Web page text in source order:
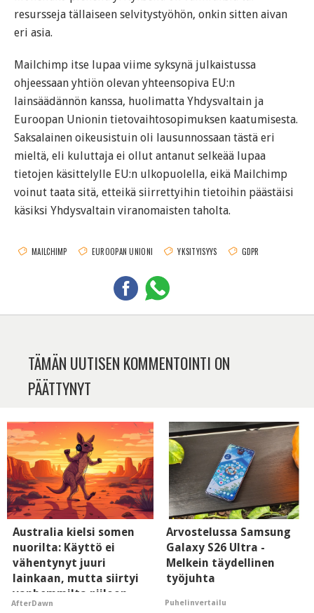
resursseja tällaiseen selvitystyöhön, onkin sitten aivan
eri asia.
Mailchimp itse lupaa viime syksynä julkaistussa
ohjeessaan yhtiön olevan yhteensopiva EU:n
lainsäädännön kanssa, huolimatta Yhdysvaltain ja
Euroopan Unionin tietovaihtosopimuksen kaatumisesta.
Saksalainen oikeusistuin oli lausunnossaan tästä eri
mieltä, eli kuluttaja ei ollut antanut selkeää lupaa
tietojen käsittelylle EU:n ulkopuolella, eikä Mailchimp
voinut taata sitä, etteikä siirrettyihin tietoihin päästäisi
käsiksi Yhdysvaltain viranomaisten taholta.
MAILCHIMP EUROOPAN UNIONI YKSITYISYYS GDPR
TÄMÄN UUTISEN KOMMENTOINTI ON
PÄÄTTYNYT
Australia kielsi somen
nuorilta: Käyttö ei
vähentynyt juuri
lainkaan, mutta siirtyi
vanhemmilta piiloon
AfterDawn
Arvostelussa Samsung
Galaxy S26 Ultra -
Melkein täydellinen
työjuhta
Puhelinvertailu